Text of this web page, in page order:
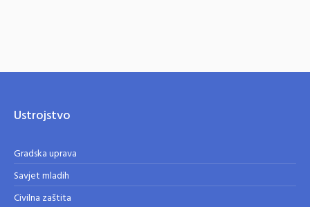
Ustrojstvo
Gradska uprava
Savjet mladih
Civilna zaštita